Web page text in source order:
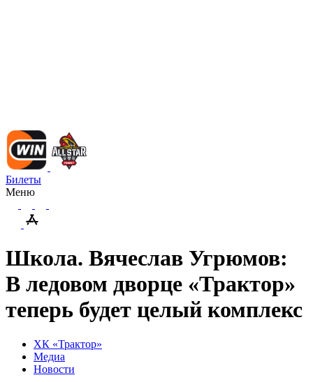
Билеты
Меню
Школа. Вячеслав Угрюмов:
В ледовом дворце «Трактор»
теперь будет целый комплекс
ХК «Трактор»
Медиа
Новости